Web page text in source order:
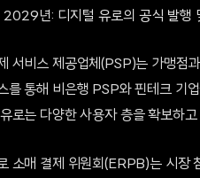
2029년: 디지털 유로의 공식 발행
서비스 제공업체(PSP)는 가맹점
를 통해 비은행 PSP와 핀테크 기
로는 다양한 사용자 층을 확보하
소매 결제 위원회(ERPB)는 시장